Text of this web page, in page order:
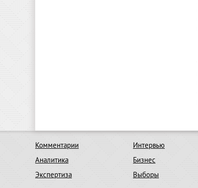
Комментарии
Аналитика
Экспертиза
Интервью
Бизнес
Выборы